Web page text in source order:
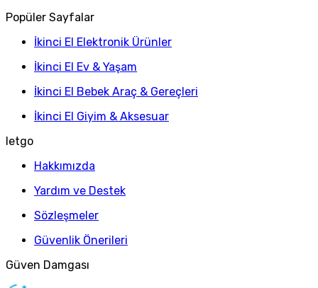
Popüler Sayfalar
İkinci El Elektronik Ürünler
İkinci El Ev & Yaşam
İkinci El Bebek Araç & Gereçleri
İkinci El Giyim & Aksesuar
letgo
Hakkımızda
Yardım ve Destek
Sözleşmeler
Güvenlik Önerileri
Güven Damgası